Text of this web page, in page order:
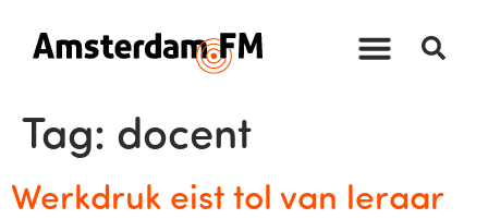
Tag: docent
Werkdruk eist tol van leraar